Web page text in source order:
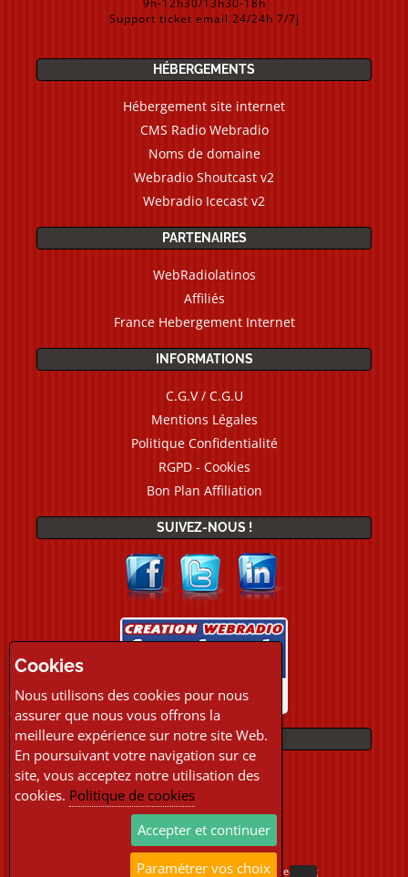
9h-12h30/13h30-18h
Support ticket email 24/24h 7/7j
HÉBERGEMENTS
Hébergement site internet
CMS Radio Webradio
Noms de domaine
Webradio Shoutcast v2
Webradio Icecast v2
PARTENAIRES
WebRadiolatinos
Affiliés
France Hebergement Internet
INFORMATIONS
C.G.V / C.G.U
Mentions Légales
Politique Confidentialité
RGPD - Cookies
Bon Plan Affiliation
SUIVEZ-NOUS !
PAIEMENTS
Copyright © 2026 Location Webradio Streaming
Cookies
Nous utilisons des cookies pour nous
assurer que nous vous offrons la
meilleure expérience sur notre site Web.
En poursuivant votre navigation sur ce
site, vous acceptez notre utilisation des
cookies. Politique de cookies
Accepter et continuer
Paramétrer vos choix